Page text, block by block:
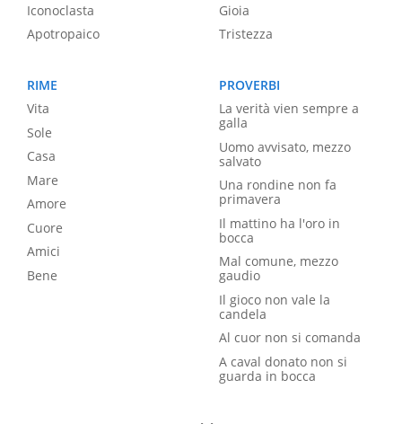
Iconoclasta
Apotropaico
Gioia
Tristezza
RIME
Vita
Sole
Casa
Mare
Amore
Cuore
Amici
Bene
PROVERBI
La verità vien sempre a
galla
Uomo avvisato, mezzo
salvato
Una rondine non fa
primavera
Il mattino ha l'oro in
bocca
Mal comune, mezzo
gaudio
Il gioco non vale la
candela
Al cuor non si comanda
A caval donato non si
guarda in bocca